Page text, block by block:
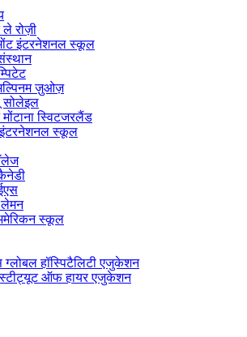
रोज़ी
इंटरनेशनल स्कूल
ज़ुओज़
सोलेइल
स्विटजरलैंड
इंटरनेशनल स्कूल
स्कूल
हॉस्पिटैलिटी एजुकेशन
ऑफ हायर एजुकेशन